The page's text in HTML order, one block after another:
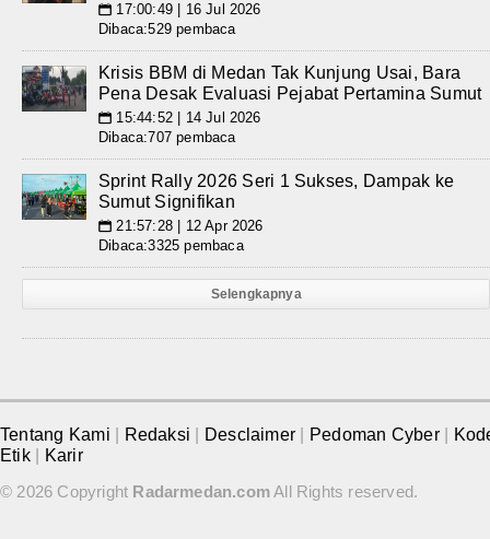
📅 17:00:49 | 16 Jul 2026
Dibaca:529 pembaca
Krisis BBM di Medan Tak Kunjung Usai, Bara
Pena Desak Evaluasi Pejabat Pertamina Sumut
📅 15:44:52 | 14 Jul 2026
Dibaca:707 pembaca
Sprint Rally 2026 Seri 1 Sukses, Dampak ke
Sumut Signifikan
📅 21:57:28 | 12 Apr 2026
Dibaca:3325 pembaca
Selengkapnya
Tentang Kami Redaksi Desclaimer Pedoman Cyber
Etik
Karir
© 2026 Copyright Radarmedan.comAll Rights reserved.